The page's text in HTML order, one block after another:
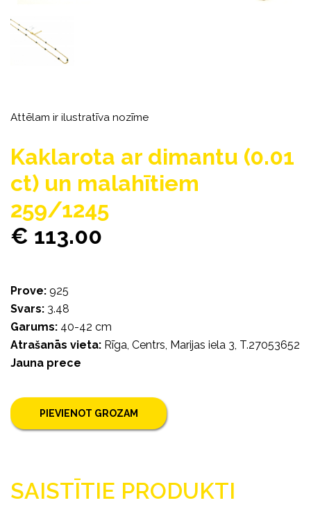
Attēlam ir ilustratīva nozīme
Kaklarota ar dimantu (0.01
ct) un malahītiem
259/1245
€ 113.00
Prove: 925
Svars: 3.48
Garums: 40-42 cm
Atrašanās vieta: Rīga, Centrs, Marijas iela 3, T.27053652
Jauna prece
PIEVIENOT GROZAM
SAISTĪTIE PRODUKTI